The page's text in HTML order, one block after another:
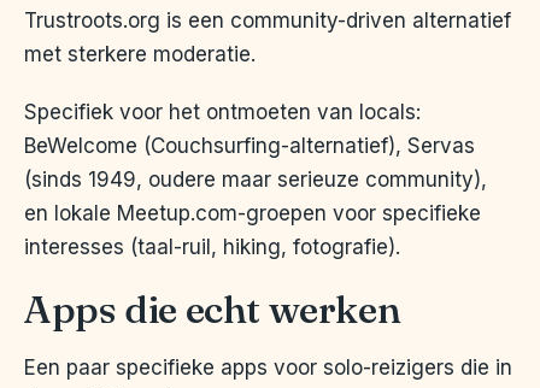
Trustroots.org is een community-driven alternatief
met sterkere moderatie.
Specifiek voor het ontmoeten van locals:
BeWelcome (Couchsurfing-alternatief), Servas
(sinds 1949, oudere maar serieuze community),
en lokale Meetup.com-groepen voor specifieke
interesses (taal-ruil, hiking, fotografie).
Apps die echt werken
Een paar specifieke apps voor solo-reizigers die in